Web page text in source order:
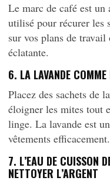
Le marc de café est
utilisé pour récurer les
sur vos plans de
éclatante.
6. LA LAVANDE
Placez des sachets de
éloigner les mites tout
linge. La lavande est
vêtements efficacement.
7. L’EAU DE CUISSON
NETTOYER L’ARGENT